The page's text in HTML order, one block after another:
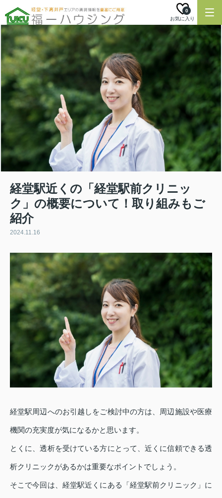
お気に入り
0
経堂駅近くの「経堂駅前クリニッ
ク」の概要について！取り組みもご
紹介
2024.11.16
経堂駅周辺へのお引越しをご検討中の方は、周辺施設や医療
機関の充実度が気になるかと思います。
とくに、透析を受けている方にとって、近くに信頼できる透
析クリニックがあるかは重要なポイントでしょう。
そこで今回は、経堂駅近くにある「経堂駅前クリニック」に